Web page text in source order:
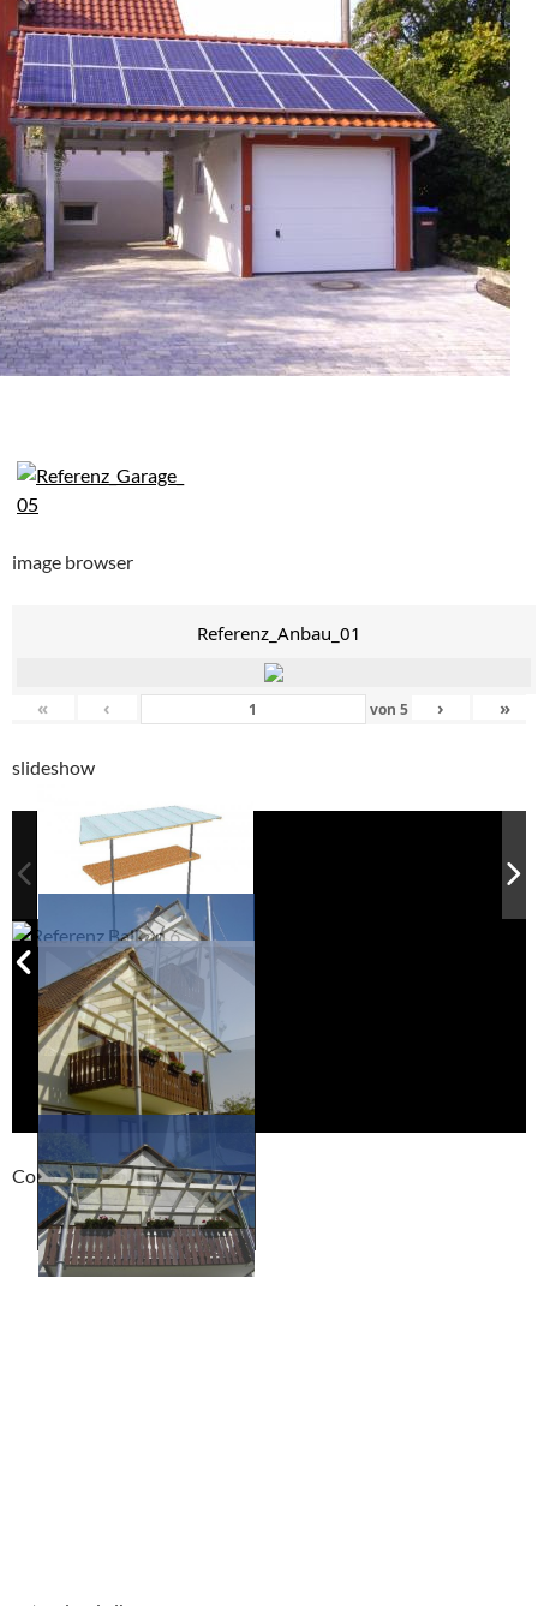
image browser
Referenz_Anbau_01
« ‹ von 5 › »
slideshow
Compackt album